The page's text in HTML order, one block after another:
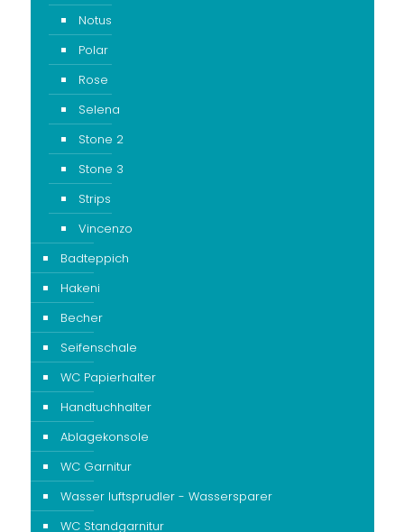
Notus
Polar
Rose
Selena
Stone 2
Stone 3
Strips
Vincenzo
Badteppich
Hakeni
Becher
Seifenschale
WC Papierhalter
Handtuchhalter
Ablagekonsole
WC Garnitur
Wasser luftsprudler - Wassersparer
WC Standgarnitur